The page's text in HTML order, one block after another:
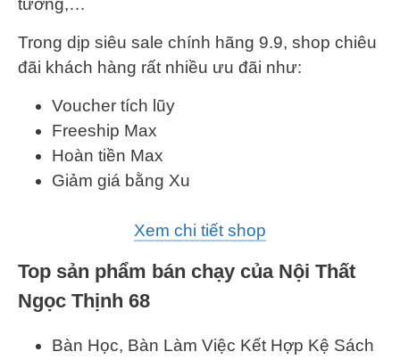
Trong dịp siêu sale chính hãng 9.9, shop chiêu
đãi khách hàng rất nhiều ưu đãi như:
Voucher tích lũy
Freeship Max
Hoàn tiền Max
Giảm giá bằng Xu
Xem chi tiết shop
Top sản phẩm bán chạy của Nội Thất
Ngọc Thịnh 68
Bàn Học, Bàn Làm Việc Kết Hợp Kệ Sách